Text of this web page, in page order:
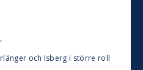
och Isberg i större roll